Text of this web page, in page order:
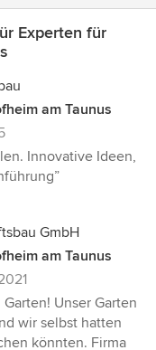
Experten für
am Taunus
Innovative Ideen,
GmbH
am Taunus
Unser Garten
wir selbst hatten
könnten. Firma